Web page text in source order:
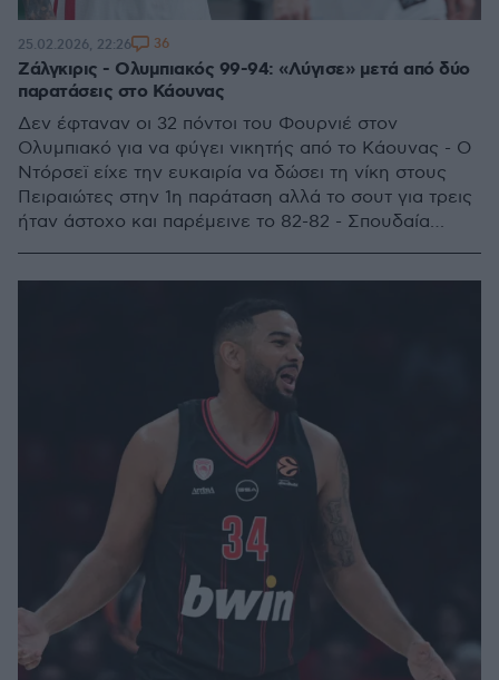
Ζάλγκιρις - Ολυμπιακός 99-94: «Λύγισε» μετά από δύο
παρατάσεις στο Κάουνας
Δεν έφταναν οι 32 πόντοι του Φουρνιέ στον
Ολυμπιακό για να φύγει νικητής από το Κάουνας - Ο
Ντόρσεϊ είχε την ευκαιρία να δώσει τη νίκη στους
Πειραιώτες στην 1η παράταση αλλά το σουτ για τρεις
ήταν άστοχο και παρέμεινε το 82-82 - Σπουδαία
25.02.2026, 22:26 36